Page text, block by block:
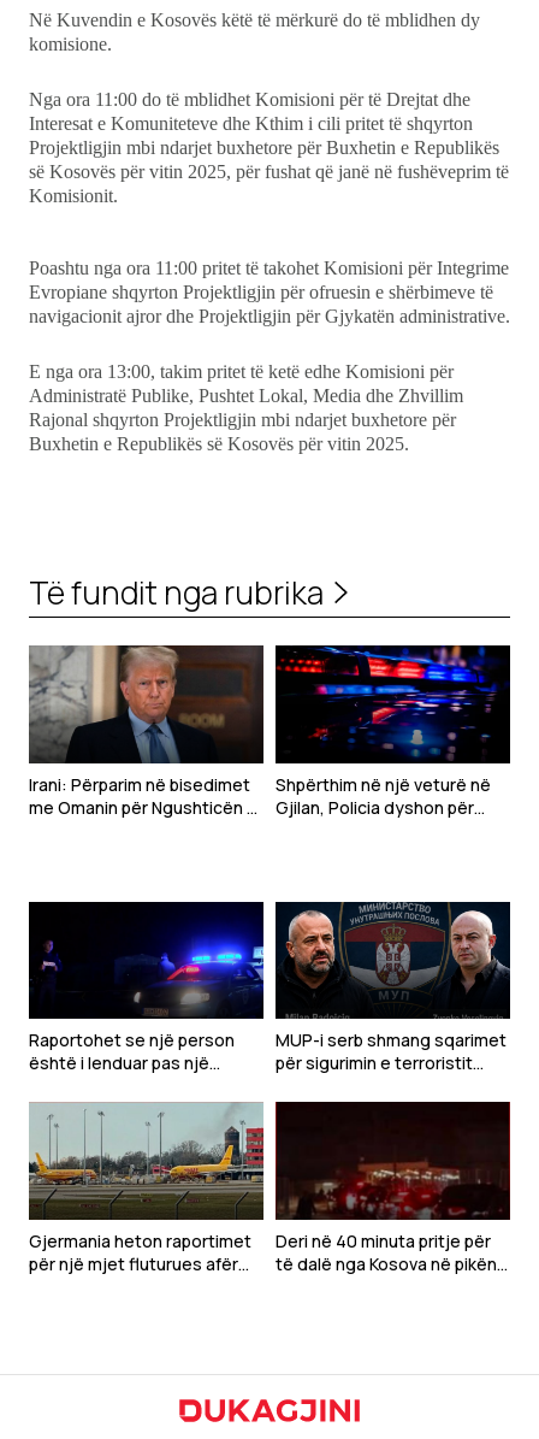
DuVideo
Në Kuvendin e Kosovës këtë të mërkurë do të mblidhen dy
komisione.
Nga ora 11:00 do të mblidhet Komisioni për të Drejtat dhe
Interesat e Komuniteteve dhe Kthim i cili pritet të shqyrton
Projektligjin mbi ndarjet buxhetore për Buxhetin e Republikës
së Kosovës për vitin 2025, për fushat që janë në fushëveprim të
Komisionit.
Poashtu nga ora 11:00 pritet të takohet Komisioni për Integrime
Evropiane shqyrton Projektligjin për ofruesin e shërbimeve të
navigacionit ajror dhe Projektligjin për Gjykatën administrative.
E nga ora 13:00, takim pritet të ketë edhe Komisioni për
Administratë Publike, Pushtet Lokal, Media dhe Zhvillim
Rajonal shqyrton Projektligjin mbi ndarjet buxhetore për
Buxhetin e Republikës së Kosovës për vitin 2025.
Të fundit nga rubrika
Irani: Përparim në bisedimet
me Omanin për Ngushticën e
Shpërthim në një veturë në
Gjilan, Policia dyshon për
Raportohet se një person
është i lenduar pas një
Gjilan
MUP-i serb shmang sqarimet
për sigurimin e terroristit
Gjermania heton raportimet
për një mjet fluturues afër
Deri në 40 minuta pritje për
të dalë nga Kosova në pikën